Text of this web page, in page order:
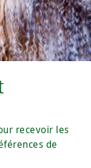
recevoir les
de